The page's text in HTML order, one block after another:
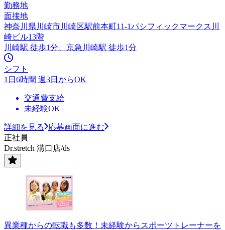
勤務地
面接地
神奈川県川崎市川崎区駅前本町11-1パシフィックマークス川
崎ビル13階
川崎駅 徒歩1分、京急川崎駅 徒歩1分
シフト
1日6時間 週3日からOK
交通費支給
未経験OK
詳細を見る
応募画面に進む
正社員
Dr.stretch 溝口店/ds
異業種からの転職も多数！未経験からスポーツトレーナーを